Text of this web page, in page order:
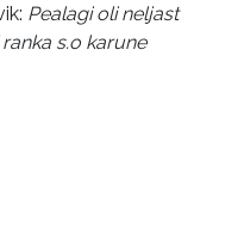
Pealagi oli neljast
s.o karune